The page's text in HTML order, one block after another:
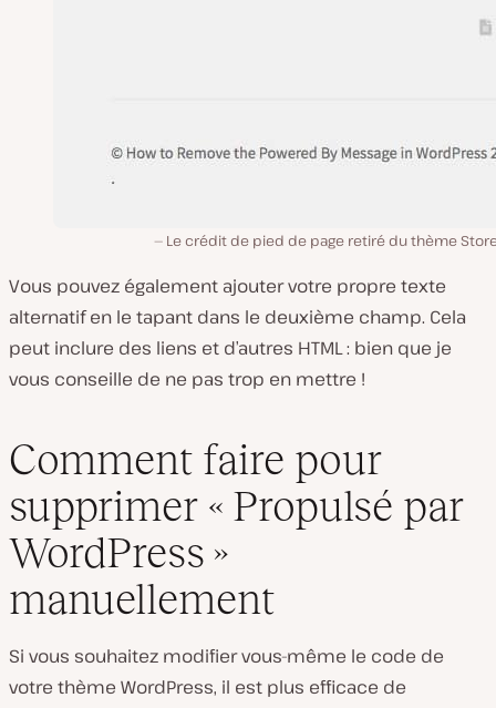
Le crédit de pied de page retiré du thème
Vous pouvez également ajouter votre propre texte
alternatif en le tapant dans le deuxième champ. Cela
peut inclure des liens et d’autres HTML : bien que je
vous conseille de ne pas trop en mettre !
Comment faire pour
supprimer « Propulsé par
WordPress »
manuellement
Si vous souhaitez modifier vous-même le code de
votre thème WordPress, il est plus efficace de